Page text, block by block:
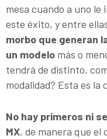
mesa cuando a uno
este éxito, y entre
morbo que generan
un modelo más o
tendrá de distinto,
modalidad? Esta es la
No hay primeros ni
MX, de manera que el